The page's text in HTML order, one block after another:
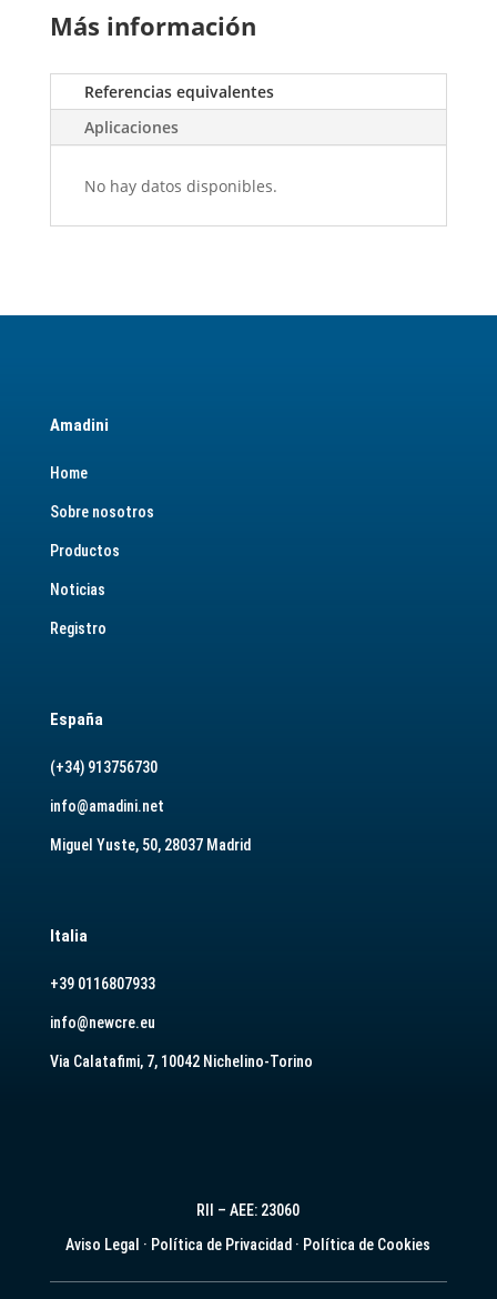
Más información
Referencias equivalentes
Aplicaciones
No hay datos disponibles.
Amadini
Home
Sobre nosotros
Productos
Noticias
Registro
España
(+34) 913756730
info@amadini.net
Miguel Yuste, 50, 28037 Madrid
Italia
+39 0116807933
info@newcre.eu
Via Calatafimi, 7, 10042 Nichelino-Torino
RII – AEE: 23060
Aviso Legal · Política de Privacidad · Política de Cookies